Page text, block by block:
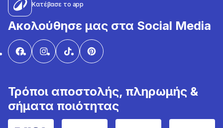
Κατέβασε το app
Ακολούθησε μας στα Social Media
Τρόποι αποστολής, πληρωμής &
σήματα ποιότητας